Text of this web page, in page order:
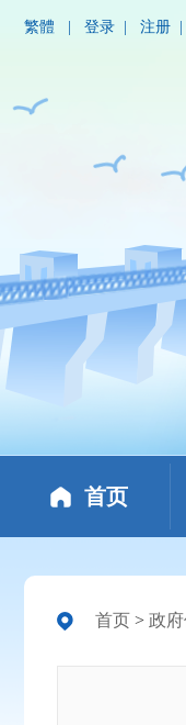
繁體 登录 注册
首页
首页 > 政